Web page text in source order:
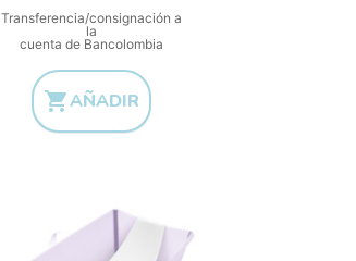
Transferencia/consignación a
la
cuenta de Bancolombia
AÑADIR